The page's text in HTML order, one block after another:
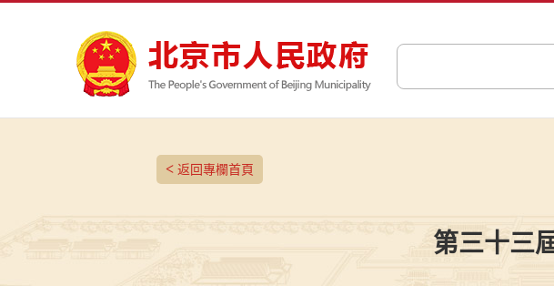
< 返回專欄首頁
第三十三